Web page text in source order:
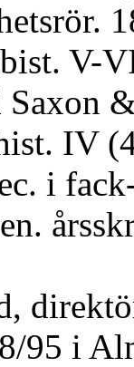
V-
Saxon
IV
i
95 i